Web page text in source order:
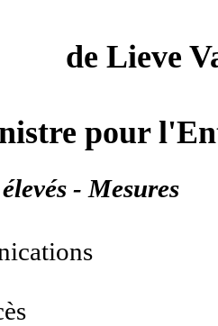
de Lieve
pour
- Mesures